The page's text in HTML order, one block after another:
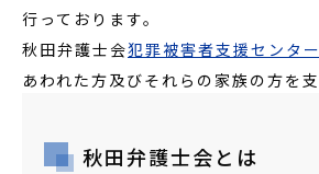
行っております。
秋田弁護士会犯罪被害者支援センター
あわれた方及びそれらの家族の方を
秋田弁護士会とは